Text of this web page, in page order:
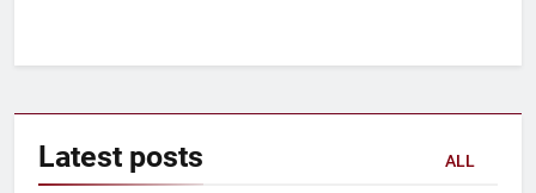
Latest posts ALL